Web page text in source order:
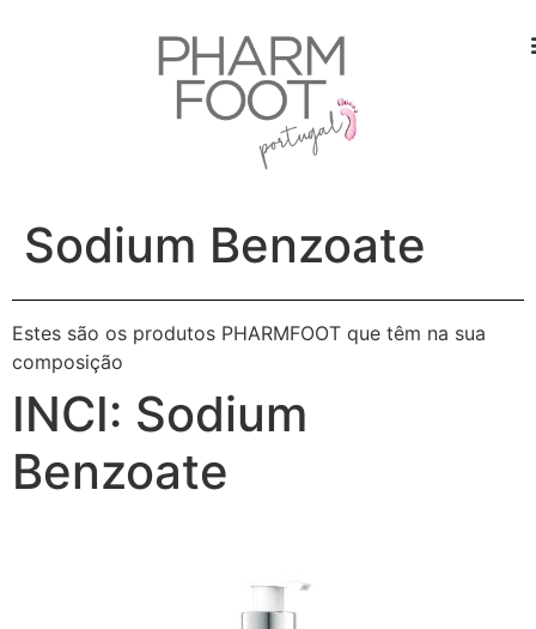
Sodium Benzoate
Estes são os produtos PHARMFOOT que têm na sua
composição
INCI: Sodium
Benzoate